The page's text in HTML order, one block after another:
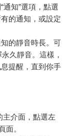
通知”選項，點選
的通知，或設定
的靜音時長。可
久靜音。這樣，
提醒，直到你手
主介面，點選左
面。